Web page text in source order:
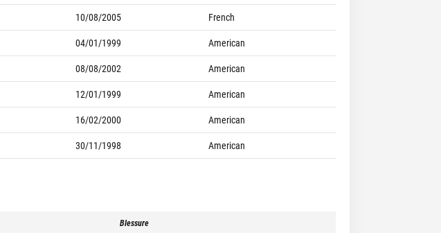
10/08/2005
French
04/01/1999
American
08/08/2002
American
12/01/1999
American
16/02/2000
American
30/11/1998 American
Blessure